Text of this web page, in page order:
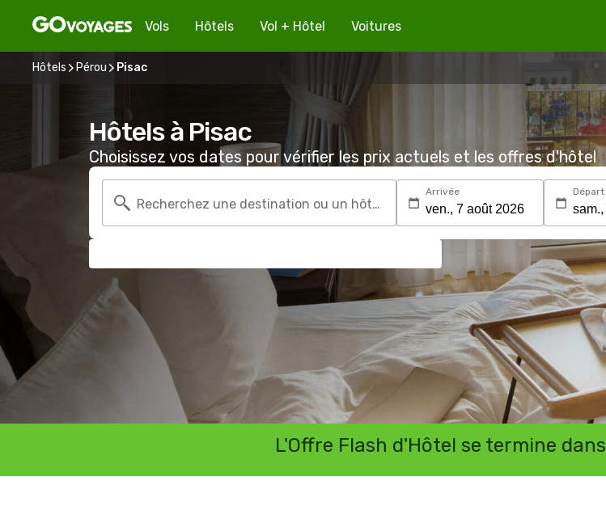
Vols Hôtels Vol + Hôtel Voitures
Hôtels Pérou Pisac
Hôtels à Pisac
Choisissez vos dates pour vérifier les prix actuels et les offres d'hôtel
Recherchez une destination ou un hôtel
Arrivée Départ
L'Offre Flash d'Hôtel se termine dans